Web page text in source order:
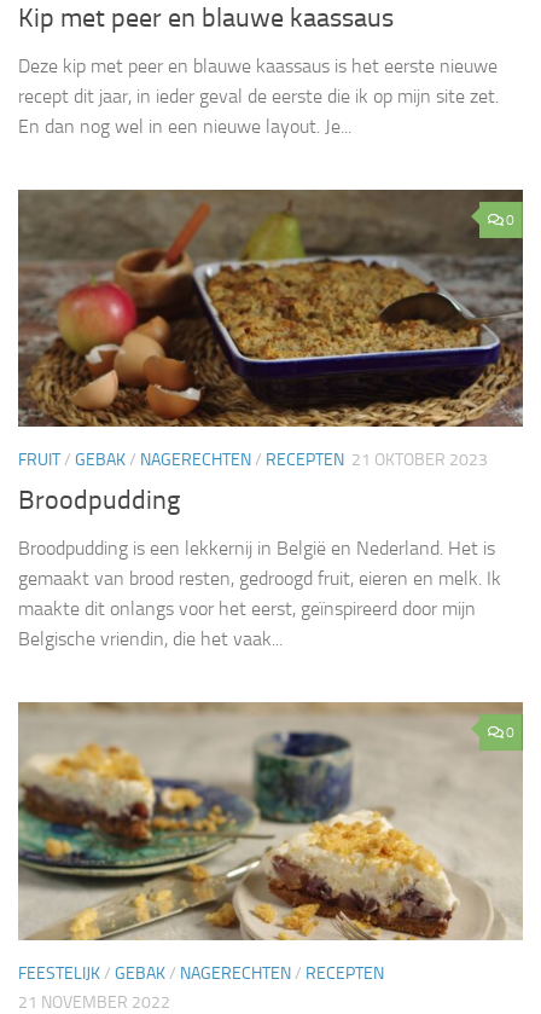
Kip met peer en blauwe kaassaus
Deze kip met peer en blauwe kaassaus is het eerste nieuwe
recept dit jaar, in ieder geval de eerste die ik op mijn site zet.
En dan nog wel in een nieuwe layout. Je...
0
FRUIT/ GEBAK/ NAGERECHTEN/ RECEPTEN 21 OKTOBER 2023
Broodpudding
Broodpudding is een lekkernij in België en Nederland. Het is
gemaakt van brood resten, gedroogd fruit, eieren en melk. Ik
maakte dit onlangs voor het eerst, geïnspireerd door mijn
Belgische vriendin, die het vaak...
0
FEESTELIJK/ GEBAK/ NAGERECHTEN/ RECEPTEN
21 NOVEMBER 2022